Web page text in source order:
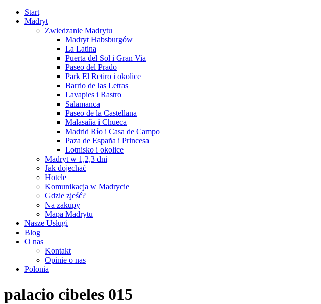
Start
Madryt
Zwiedzanie Madrytu
Madryt Habsburgów
La Latina
Puerta del Sol i Gran Via
Paseo del Prado
Park El Retiro i okolice
Barrio de las Letras
Lavapies i Rastro
Salamanca
Paseo de la Castellana
Malasaña i Chueca
Madrid Río i Casa de Campo
Paza de España i Princesa
Lotnisko i okolice
Madryt w 1,2,3 dni
Jak dojechać
Hotele
Komunikacja w Madrycie
Gdzie zjeść?
Na zakupy
Mapa Madrytu
Nasze Usługi
Blog
O nas
Kontakt
Opinie o nas
Polonia
palacio cibeles 015